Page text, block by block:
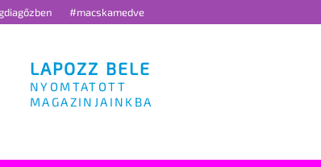
#macskamedve
LAPOZZ BELE
NYOMTATOTT
MAGAZINJAINKBA